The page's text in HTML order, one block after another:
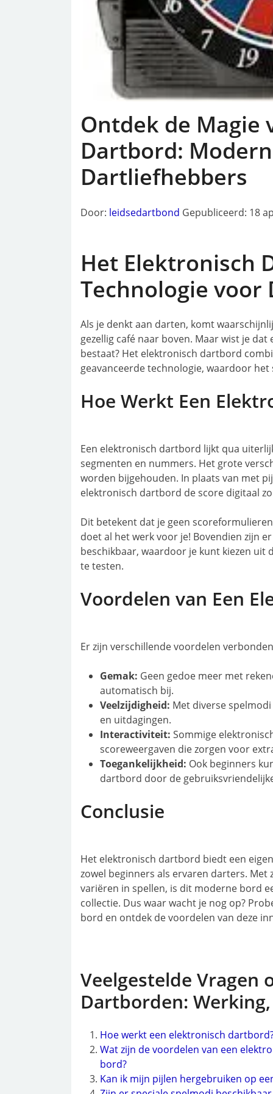
Ontdek de Magie
Dartbord:
Dartliefhebbers
Door: leidsedartbond Gepubliceerd: 18
Het Elektronisch
Technologie
Als je denkt aan darten, komt
gezellig café naar boven. Maar wist je
bestaat? Het elektronisch dartbord
geavanceerde technologie, waardoor
Hoe Werkt Een
Een elektronisch dartbord lijkt qua
segmenten en nummers. Het grote
worden bijgehouden. In plaats van met
elektronisch dartbord de score digitaal
Dit betekent dat je geen
doet al het werk voor je! Bovendien zijn
beschikbaar, waardoor je kunt kiezen uit
te testen.
Voordelen van Een
Er zijn verschillende voordelen
Gemak: Geen gedoe meer met
automatisch bij.
Veelzijdigheid: Met diverse
en uitdagingen.
Interactiviteit: Sommige
scoreweergaven die zorgen voor
Toegankelijkheid: Ook beginners
dartbord door de
Conclusie
Het elektronisch dartbord biedt een
zowel beginners als ervaren darters.
variëren in spellen, is dit moderne bord
collectie. Dus waar wacht je nog op?
bord en ontdek de voordelen van deze
Veelgestelde Vragen
Dartborden:
Hoe werkt een elektronisch
Wat zijn de voordelen van een
bord?
Kan ik mijn pijlen hergebruiken op